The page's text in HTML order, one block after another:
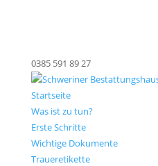
0385 591 89 27
Startseite
Was ist zu tun?
Erste Schritte
Wichtige Dokumente
Traueretikette